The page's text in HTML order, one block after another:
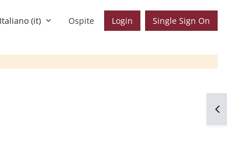
Italiano ‎(it)‎ Ospite Login Single Sign On